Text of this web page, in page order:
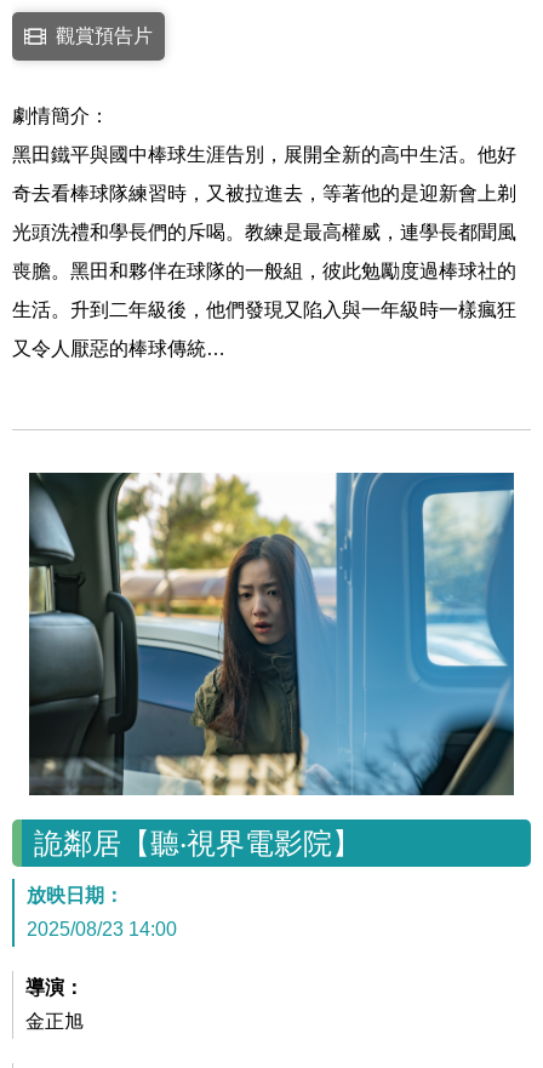
點擊下列連結開啟視窗後，可使用鍵盤Tab鍵移至影片中央播放鍵，再
連結至Youtube網站觀看此影片(開新視窗)
觀賞預告片
劇情簡介：
黑田鐵平與國中棒球生涯告別，展開全新的高中生活。他好
奇去看棒球隊練習時，又被拉進去，等著他的是迎新會上剃
光頭洗禮和學長們的斥喝。教練是最高權威，連學長都聞風
喪膽。黑田和夥伴在球隊的一般組，彼此勉勵度過棒球社的
生活。升到二年級後，他們發現又陷入與一年級時一樣瘋狂
又令人厭惡的棒球傳統…
詭鄰居【聽‧視界電影院】
放映日期：
2025/08/23 14:00
導演：
金正旭